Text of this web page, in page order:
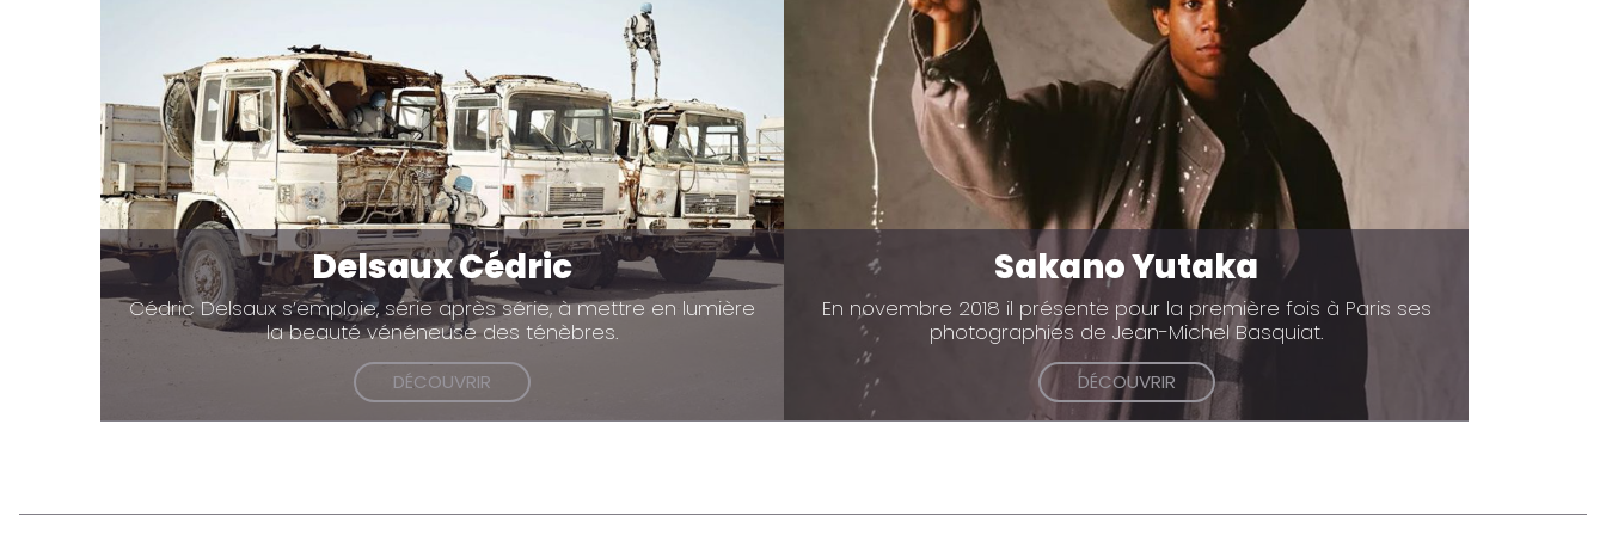
Delsaux Cédric
Cédric Delsaux s’emploie, série après série, à mettre en lumière
la beauté vénéneuse des ténèbres.
DÉCOUVRIR
Sakano Yutaka
En novembre 2018 il présente pour la première fois à Paris ses
photographies de Jean-Michel Basquiat.
DÉCOUVRIR